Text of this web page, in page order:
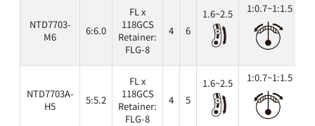
NTD7703-
M6
6:6.0
FL x
118GCS
Retainer:
FLG-8
4 6
1.6~2.5
1:0.7~1:1.5
NTD7703A-
H5
5:5.2
FL x
118GCS
Retainer:
FLG-8
4 5
1.6~2.5
1:0.7~1:1.5